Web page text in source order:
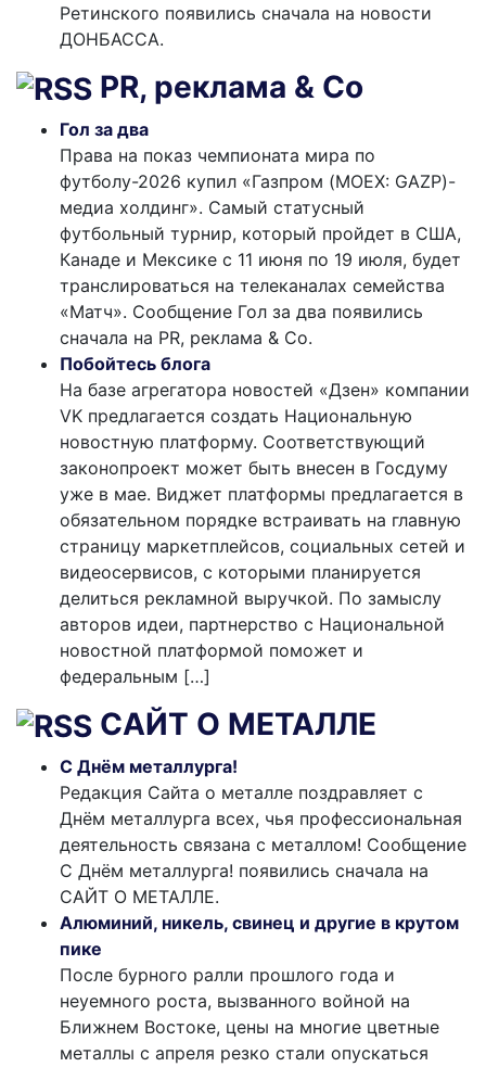
Ретинского появились сначала на новости
ДОНБАССА.
PR, реклама & Co
Гол за два
Права на показ чемпионата мира по
футболу-2026 купил «Газпром (MOEX: GAZP)-
медиа холдинг». Самый статусный
футбольный турнир, который пройдет в США,
Канаде и Мексике с 11 июня по 19 июля, будет
транслироваться на телеканалах семейства
«Матч». Сообщение Гол за два появились
сначала на PR, реклама & Co.
Побойтесь блога
На базе агрегатора новостей «Дзен» компании
VK предлагается создать Национальную
новостную платформу. Соответствующий
законопроект может быть внесен в Госдуму
уже в мае. Виджет платформы предлагается в
обязательном порядке встраивать на главную
страницу маркетплейсов, социальных сетей и
видеосервисов, с которыми планируется
делиться рекламной выручкой. По замыслу
авторов идеи, партнерство с Национальной
новостной платформой поможет и
федеральным […]
САЙТ О МЕТАЛЛЕ
С Днём металлурга!
Редакция Сайта о металле поздравляет с
Днём металлурга всех, чья профессиональная
деятельность связана с металлом! Сообщение
С Днём металлурга! появились сначала на
САЙТ О МЕТАЛЛЕ.
Алюминий, никель, свинец и другие в крутом
пике
После бурного ралли прошлого года и
неуемного роста, вызванного войной на
Ближнем Востоке, цены на многие цветные
металлы с апреля резко стали опускаться